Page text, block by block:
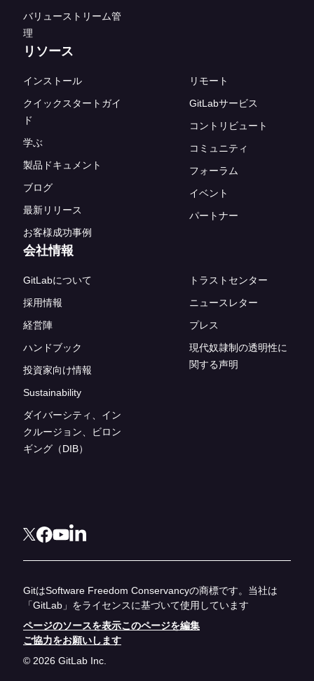
バリューストリーム管
理
リソース
インストール
クイックスタートガイ
ド
学ぶ
製品ドキュメント
ブログ
最新リリース
お客様成功事例
リモート
GitLabサービス
コントリビュート
コミュニティ
フォーラム
イベント
パートナー
会社情報
GitLabについて
採用情報
経営陣
ハンドブック
投資家向け情報
Sustainability
ダイバーシティ、イン
クルージョン、ビロン
ギング（DIB）
トラストセンター
ニュースレター
プレス
現代奴隷制の透明性に
関する声明
GitはSoftware Freedom Conservancyの商標です。当社は
「GitLab」をライセンスに基づいて使用しています
ページのソースを表示このページを編集
ご協力をお願いします
© 2026 GitLab Inc.